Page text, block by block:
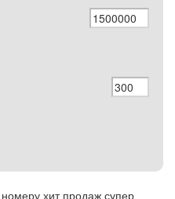
номеру хит продаж супер